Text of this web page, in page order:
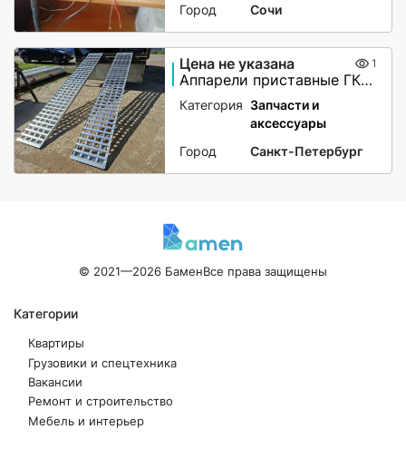
Город
Сочи
Цена не указана 1
Аппарели приставные ГКА 5.350.40 2/3
Категория Запчасти и
аксессуары
Город
Санкт-Петербург
© 2021—2026 БаменВсе права защищены
Категории
Квартиры
Грузовики и спецтехника
Вакансии
Ремонт и строительство
Мебель и интерьер